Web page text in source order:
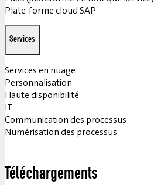
Plate-forme cloud SAP
Services
Services en nuage
Personnalisation
Haute disponibilité
IT
Communication des processus
Numérisation des processus
Téléchargements